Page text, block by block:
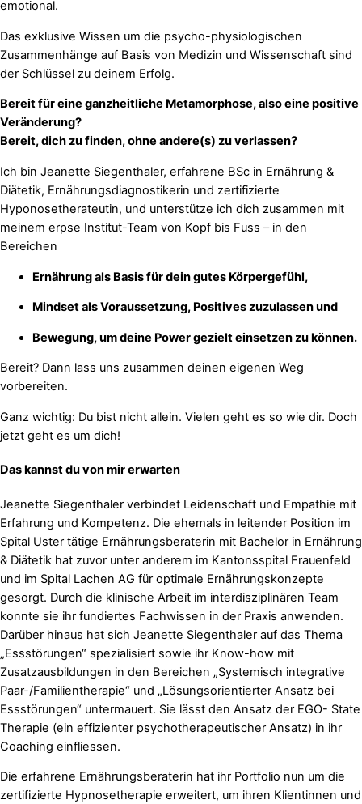
emotional.
Das exklusive Wissen um die psycho-physiologischen
Zusammenhänge auf Basis von Medizin und Wissenschaft sind
der Schlüssel zu deinem Erfolg.
Bereit für eine ganzheitliche Metamorphose, also eine positive
Veränderung?
Bereit, dich zu finden, ohne andere(s) zu verlassen?
Ich bin Jeanette Siegenthaler, erfahrene BSc in Ernährung &
Diätetik, Ernährungsdiagnostikerin und zertifizierte
Hyponosetherateutin, und unterstütze ich dich zusammen mit
meinem erpse Institut-Team von Kopf bis Fuss – in den
Bereichen
Ernährung als Basis für dein gutes Körpergefühl,
Mindset als Voraussetzung, Positives zuzulassen und
Bewegung, um deine Power gezielt einsetzen zu können.
Bereit? Dann lass uns zusammen deinen eigenen Weg
vorbereiten.
Ganz wichtig: Du bist nicht allein. Vielen geht es so wie dir. Doch
jetzt geht es um dich!
Das kannst du von mir erwarten
Jeanette Siegenthaler verbindet Leidenschaft und Empathie mit
Erfahrung und Kompetenz. Die ehemals in leitender Position im
Spital Uster tätige Ernährungsberaterin mit Bachelor in Ernährung
& Diätetik hat zuvor unter anderem im Kantonsspital Frauenfeld
und im Spital Lachen AG für optimale Ernährungskonzepte
gesorgt. Durch die klinische Arbeit im interdisziplinären Team
konnte sie ihr fundiertes Fachwissen in der Praxis anwenden.
Darüber hinaus hat sich Jeanette Siegenthaler auf das Thema
„Essstörungen“ spezialisiert sowie ihr Know-how mit
Zusatzausbildungen in den Bereichen „Systemisch integrative
Paar-/Familientherapie“ und „Lösungsorientierter Ansatz bei
Essstörungen“ untermauert. Sie lässt den Ansatz der EGO- State
Therapie (ein effizienter psychotherapeutischer Ansatz) in ihr
Coaching einfliessen.
Die erfahrene Ernährungsberaterin hat ihr Portfolio nun um die
zertifizierte Hypnosetherapie erweitert, um ihren Klientinnen und